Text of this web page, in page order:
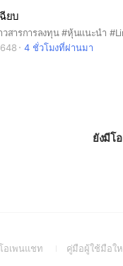
ยบ
4 ชั่วโมงที่ผ่านมา
ยังมีโ
อเพนแชท
(Openคู่มือผู้ใช้มือใ